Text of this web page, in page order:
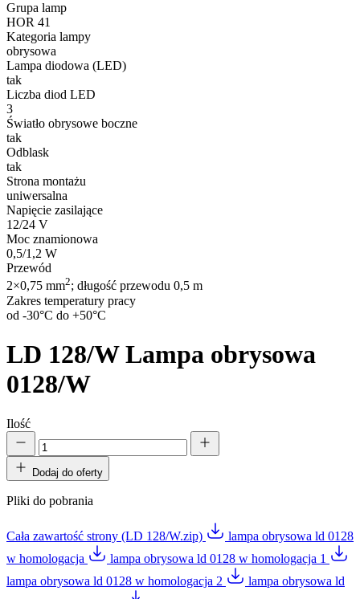
Grupa lamp
HOR 41
Kategoria lampy
obrysowa
Lampa diodowa (LED)
tak
Liczba diod LED
3
Światło obrysowe boczne
tak
Odblask
tak
Strona montażu
uniwersalna
Napięcie zasilające
12/24 V
Moc znamionowa
0,5/1,2 W
Przewód
2×0,75 mm2; długość przewodu 0,5 m
Zakres temperatury pracy
od -30°C do +50°C
LD 128/W Lampa obrysowa
0128/W
Ilość
Dodaj do oferty
Pliki do pobrania
Cała zawartość strony (LD 128/W.zip)
lampa obrysowa ld 0128
w homologacja
lampa obrysowa ld 0128 w homologacja 1
lampa obrysowa ld 0128 w homologacja 2
lampa obrysowa ld